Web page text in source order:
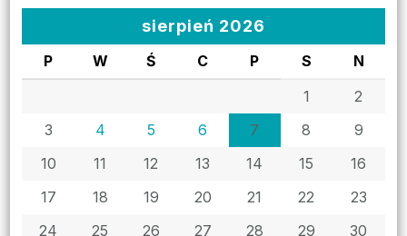
sierpień 2026
P W Ś C P S
N
1
2
3
4 5 6 7 8
9
10
11 12 13 14 15
16
17
18 19 20 21 22
23
24
25 26 27 28 29 30